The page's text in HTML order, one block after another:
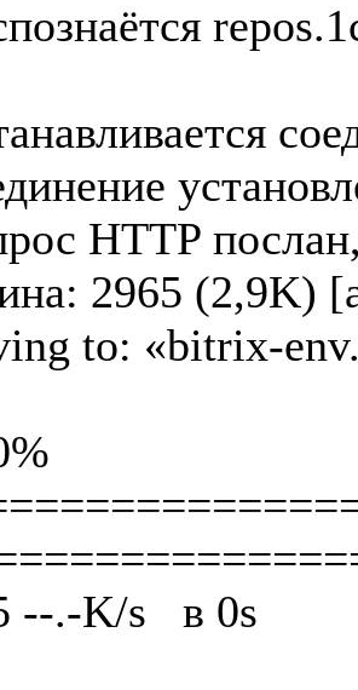
HTTP
2965 (2,9K)
to: «bitrix-
--.-K/s в 0s